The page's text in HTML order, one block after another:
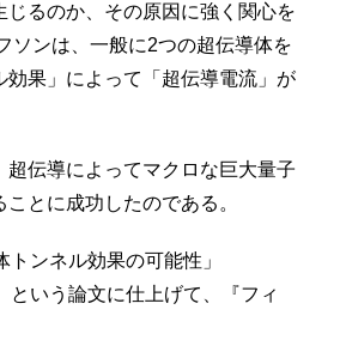
るのか、その原因に強く関心を
ソンは、一般に2つの超伝導体を
果」によって「超伝導電流」が
伝導によってマクロな巨大量子
とに成功したのである。
ンネル効果の可能性」
という論文に仕上げて、『フィ